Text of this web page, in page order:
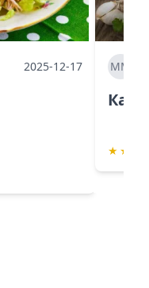
2025-12-17 ММ
★ ★